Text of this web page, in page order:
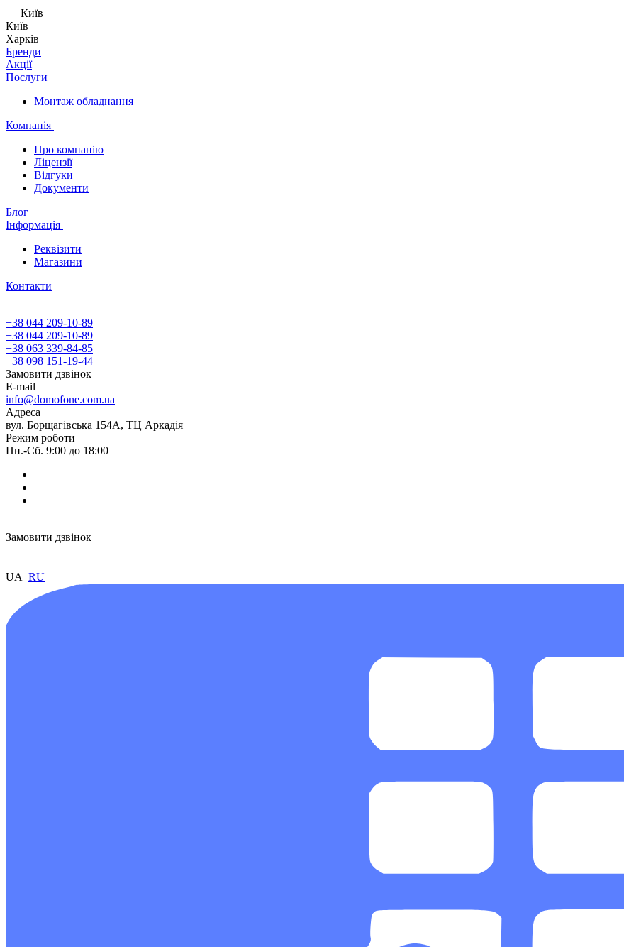
Київ
Київ
Харків
Бренди
Акції
Послуги
Монтаж обладнання
Компанія
Про компанію
Ліцензії
Відгуки
Документи
Блог
Інформація
Реквізити
Магазини
Контакти
+38 044 209-10-89
+38 044 209-10-89
+38 063 339-84-85
+38 098 151-19-44
Замовити дзвінок
E-mail
info@domofone.com.ua
Адреса
вул. Борщагівська 154А, ТЦ Аркадія
Режим роботи
Пн.-Сб. 9:00 до 18:00
Замовити дзвінок
UA RU